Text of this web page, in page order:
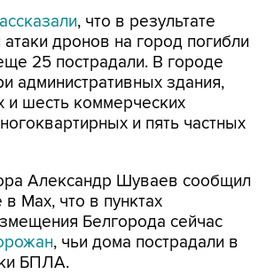
, что в результате
дронов на город погибли
25 пострадали. В городе
административных здания,
и шесть коммерческих
и пять частных
Александр Шуваев сообщил
Мах, что в пунктах
Белгорода сейчас
, чьи дома пострадали в
БПЛА.